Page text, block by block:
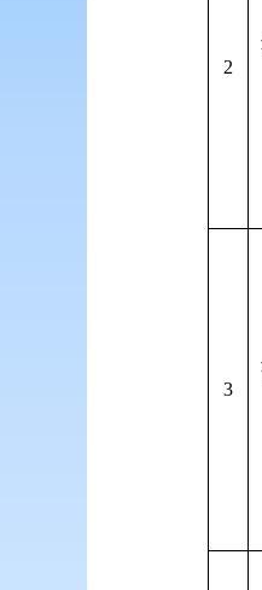
2
3